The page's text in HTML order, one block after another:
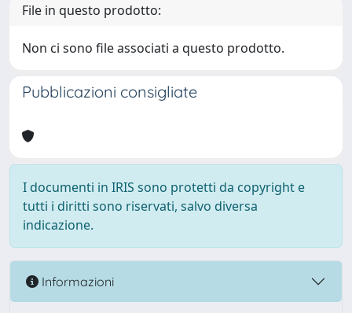
File in questo prodotto:
Non ci sono file associati a questo prodotto.
Pubblicazioni consigliate
I documenti in IRIS sono protetti da copyright e
tutti i diritti sono riservati, salvo diversa
indicazione.
Informazioni